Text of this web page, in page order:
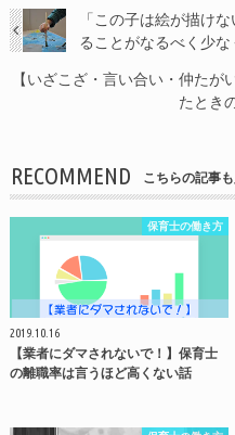
「この子は絵が描け
ることがなるべく少
【いざこざ・言い合い・仲たが
たとき
RECOMMEND こちらの記事も
保育士の働き方
2019.10.16
【業者にダマされないで！】保育士
の離職率は言うほど高くない話